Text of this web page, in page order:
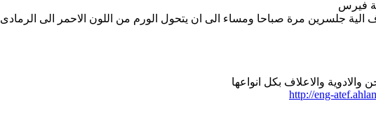
فيرس
الية جلسرين مرة صباحا ومساء الى ان يتحول الورم من اللون الاحمر الى
والادوية والاعلاف بكل انواعها
http://eng-